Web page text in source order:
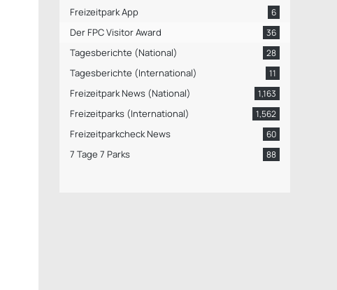
Freizeitpark App 6
Der FPC Visitor Award 36
Tagesberichte (National) 28
Tagesberichte (International) 11
Freizeitpark News (National) 1,163
Freizeitparks (International) 1,562
Freizeitparkcheck News 60
7 Tage 7 Parks 88